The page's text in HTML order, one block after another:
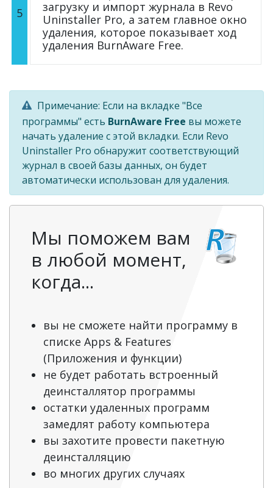
5
загрузку и импорт журнала в Revo
Uninstaller Pro, а затем главное окно
удаления, которое показывает ход
удаления BurnAware Free.
Примечание: Если на вкладке "Все
программы" есть BurnAware Free вы можете
начать удаление с этой вкладки. Если Revo
Uninstaller Pro обнаружит соответствующий
журнал в своей базы данных, он будет
автоматически использован для удаления.
Мы поможем вам
в любой момент,
когда...
вы не сможете найти программу в
списке Apps & Features
(Приложения и функции)
не будет работать встроенный
деинсталлятор программы
остатки удаленных программ
замедлят работу компьютера
вы захотите провести пакетную
деинсталляцию
во многих других случаях